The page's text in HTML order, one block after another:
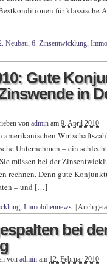
für klassische
Neubau, 6. Zinsentwicklung,
Gute
in
von admin am 9. April 2010
Unternehmen – ein
müssen bei der
Denn gute
– und […]
, Immobiliennews: Auch
bei
von admin am 12. Februar 2010